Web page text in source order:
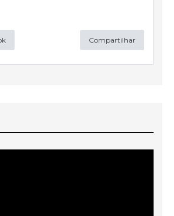
Compartilhar